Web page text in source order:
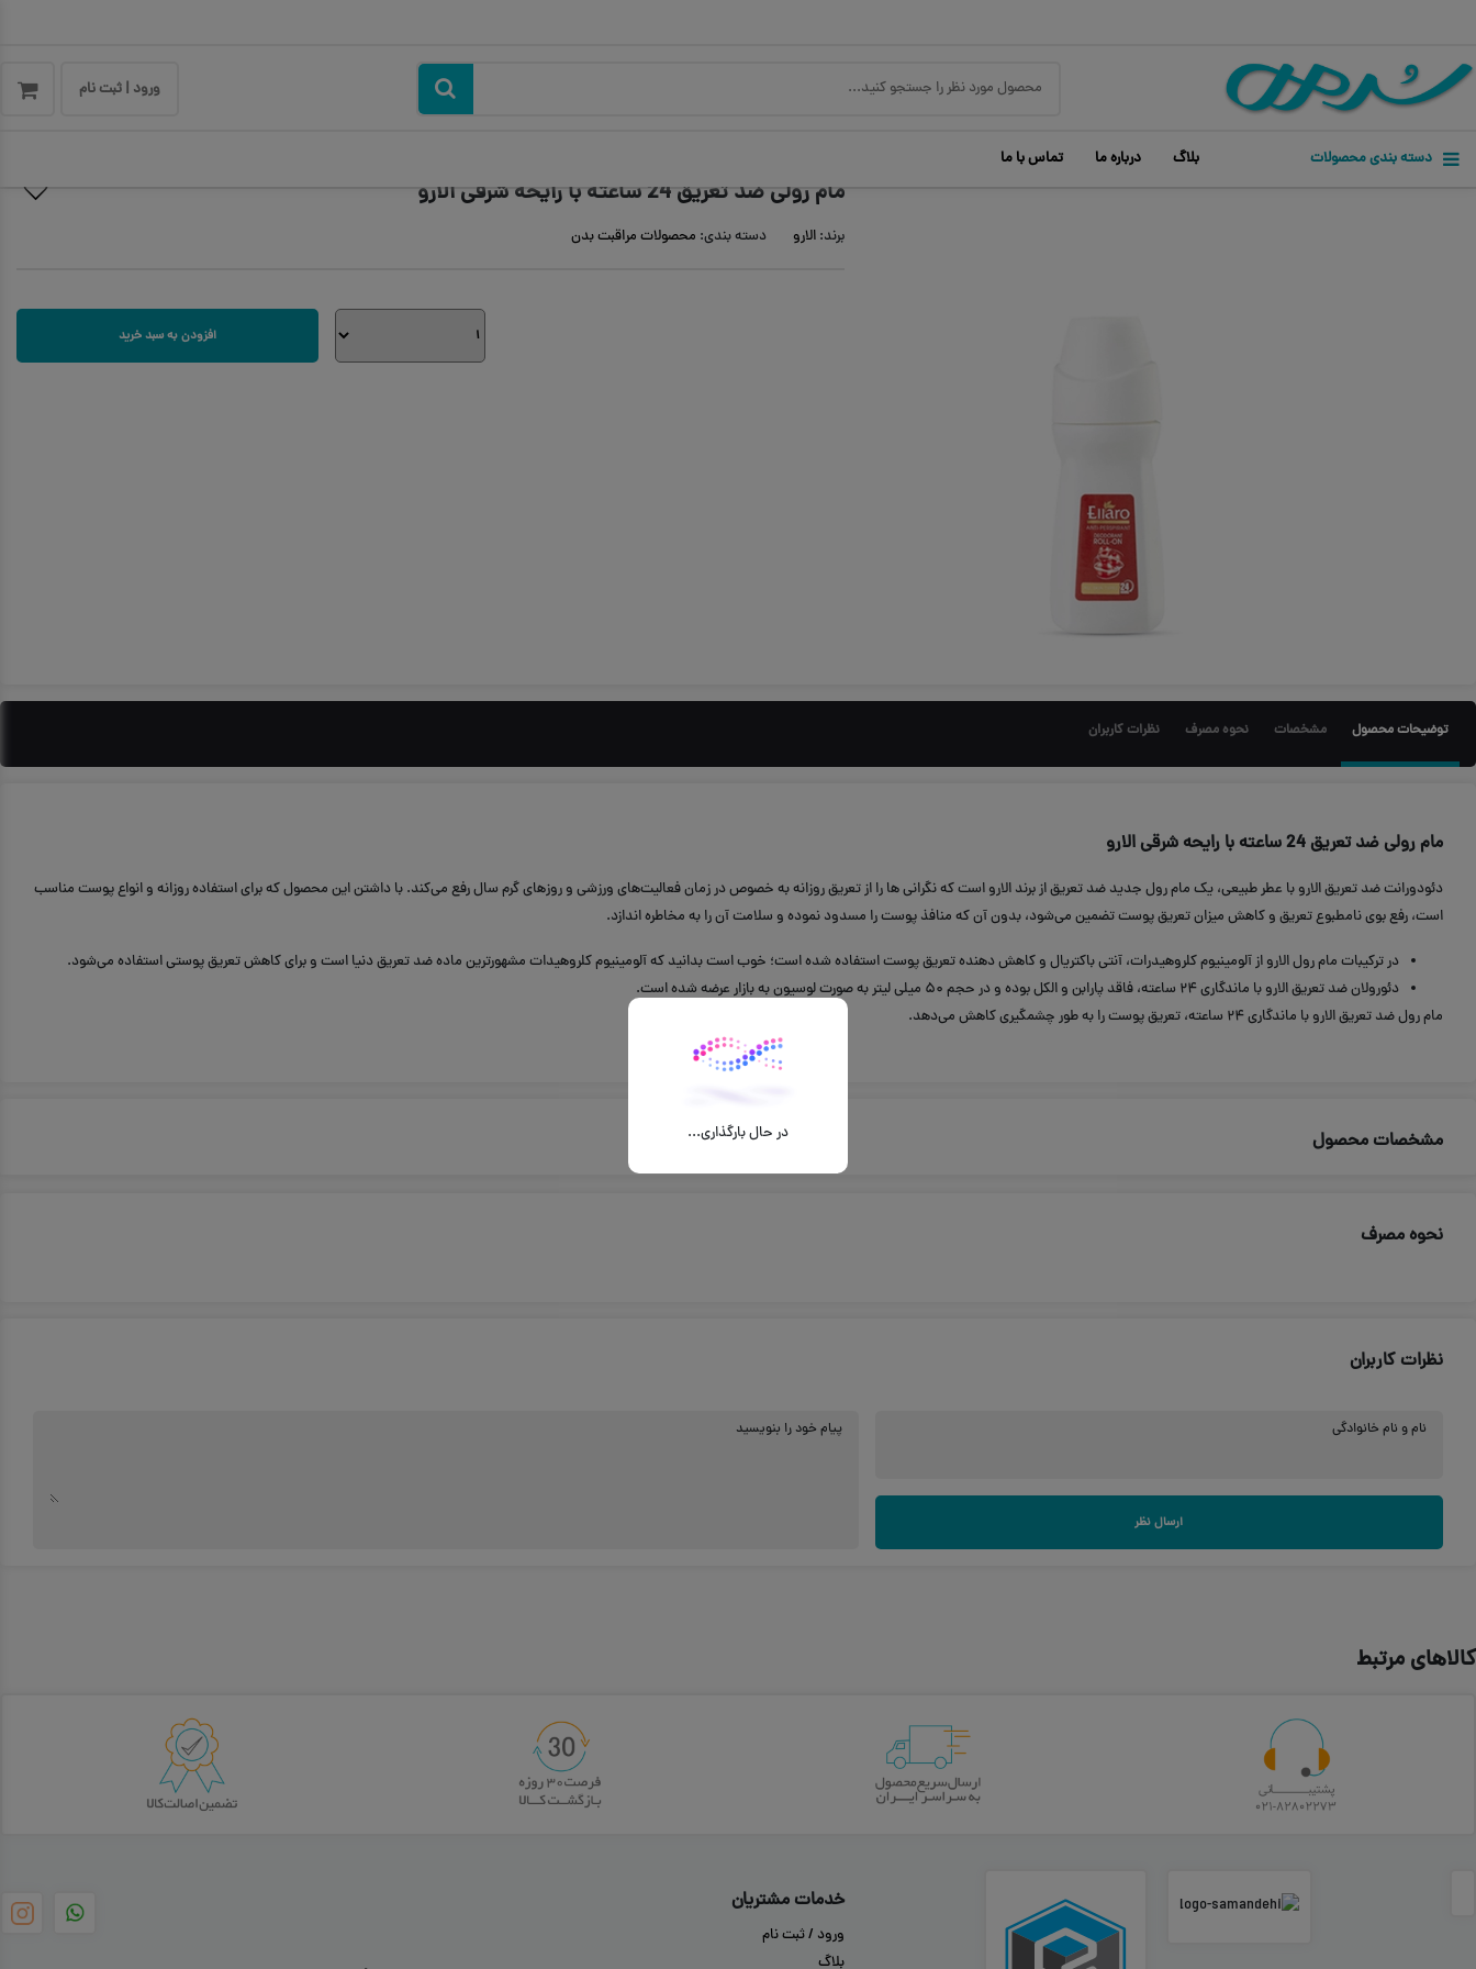
ورود | ثبت نام
دسته بندی محصولات بلاگ درباره ما تماس با ما
مام رولی ضد تعریق 24 ساعته با رایحه شرقی الارو
برند: الارو دسته بندی: محصولات مراقبت بدن
افزودن به سبد خرید
توضیحات محصول مشخصات نحوه مصرف نظرات کاربران
مام رولی ضد تعریق 24 ساعته با رایحه شرقی الارو
دئودورانت ضد تعریق الارو با عطر طبیعی، یک مام رول جدید ضد تعریق از برند الارو است که نگرانی ها را از تعریق روزانه به خصوص در زمان فعالیت‌های ورزشی و روزهای گرم سال رفع می‌کند. با داشتن این محصول که برای استفاده روزانه و انواع پوست مناسب
است، رفع بوی نامطبوع تعریق و کاهش میزان تعریق پوست تضمین می‌شود، بدون آن که منافذ پوست را مسدود نموده و سلامت آن را به مخاطره اندازد.
در ترکیبات مام رول الارو از آلومینیوم کلروهیدرات، آنتی باکتریال و کاهش دهنده تعریق پوست استفاده شده است؛ خوب است بدانید که آلومینیوم کلروهیدات مشهورترین ماده‌ ضد تعریق دنیا است و برای کاهش تعریق پوستی استفاده می‌شود.
دئورولان ضد تعریق الارو با ماندگاری ۲۴ ساعته، فاقد پارابن و الکل بوده و در حجم ۵۰ میلی لیتر به صورت لوسیون به بازار عرضه شده است.
مام رول ضد تعریق الارو با ماندگاری ۲۴ ساعته، تعریق پوست را به طور چشمگیری کاهش می‌دهد.
مشخصات محصول
نحوه مصرف
نظرات کاربران
نام و نام خانوادگی
ارسال نظر
پیام خود را بنویسید
کالاهای مرتبط
خدمات مشتریان
ورود / ثبت نام
بلاگ
در حال بارگذاری...